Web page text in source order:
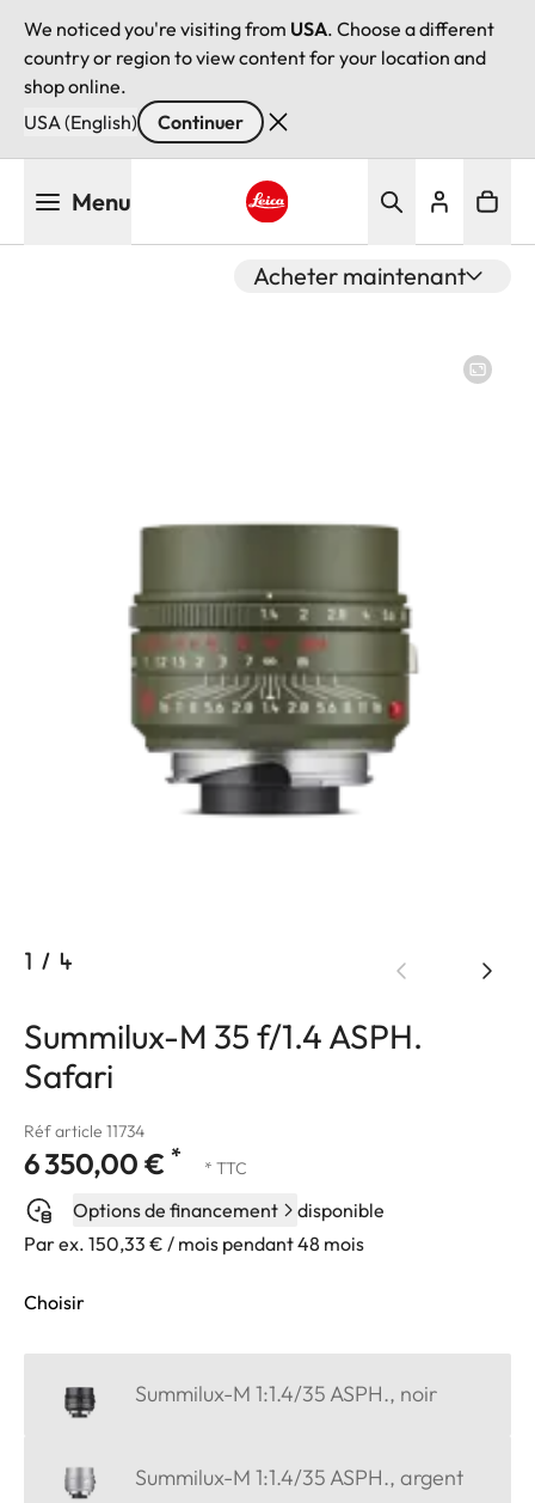
We noticed you're visiting from USA. Choose a different
country or region to view content for your location and
shop online.
USA (English)
Continuer
Menu
Acheter maintenant
1 / 4
Summilux-M 35 f/1.4 ASPH.
Safari
Réf article 11734
6 350,00 € * * TTC
Options de financement
disponible
Par ex. 150,33 € / mois pendant 48 mois
Choisir
Summilux-M 1:1.4/35 ASPH., noir
Summilux-M 1:1.4/35 ASPH., argent